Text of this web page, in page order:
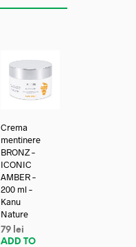
Crema
mentinere
BRONZ –
ICONIC
AMBER –
200 ml –
Kanu
Nature
79 lei
ADD TO